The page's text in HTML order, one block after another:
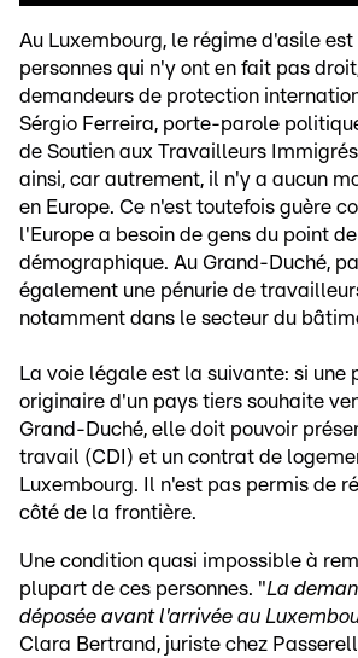
Au Luxembourg, le régime d'asile
personnes qui n'y ont en fait pas
demandeurs de protection
Sérgio Ferreira, porte-parole
de Soutien aux Travailleurs
ainsi, car autrement, il n'y a aucun
en Europe. Ce n'est toutefois guère
l'Europe a besoin de gens du point
démographique. Au Grand-Duché,
également une pénurie de
notamment dans le secteur du
La voie légale est la suivante: si une
originaire d'un pays tiers souhaite
Grand-Duché, elle doit pouvoir
travail (CDI) et un contrat de
Luxembourg. Il n'est pas permis de
côté de la frontière.
Une condition quasi impossible à
plupart de ces personnes. "La
déposée avant l'arrivée au
Clara Bertrand, juriste chez